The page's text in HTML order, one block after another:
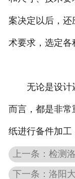
案决定以后，还
术要求，选定各
无论是设计
而言，都是非常
纸进行备件加工
上一条：检测